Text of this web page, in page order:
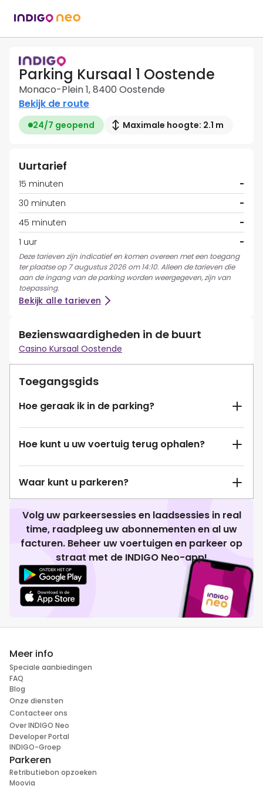
Parking Kursaal 1 Oostende
Monaco-Plein 1, 8400 Oostende
Bekijk de route
24/7 geopend Maximale hoogte: 2.1 m
Uurtarief
15 minuten
-
30 minuten
-
45 minuten
-
1 uur
-
Deze tarieven zijn indicatief en komen overeen met een toegang
ter plaatse op 7 augustus 2026 om 14:10. Alleen de tarieven die
aan de ingang van de parking worden weergegeven, zijn van
toepassing.
Bekijk alle tarieven
Bezienswaardigheden in de buurt
Casino Kursaal Oostende
Toegangsgids
Hoe geraak ik in de parking?
Hoe kunt u uw voertuig terug ophalen?
Waar kunt u parkeren?
Volg uw parkeersessies en laadsessies in real
time, raadpleeg uw abonnementen en al uw
facturen. Beheer uw voertuigen en parkeer op
straat met de INDIGO Neo-app!
Meer info
Speciale aanbiedingen
FAQ
Blog
Onze diensten
Contacteer ons
Over INDIGO Neo
Developer Portal
INDIGO-Groep
Parkeren
Retributiebon opzoeken
Moovia